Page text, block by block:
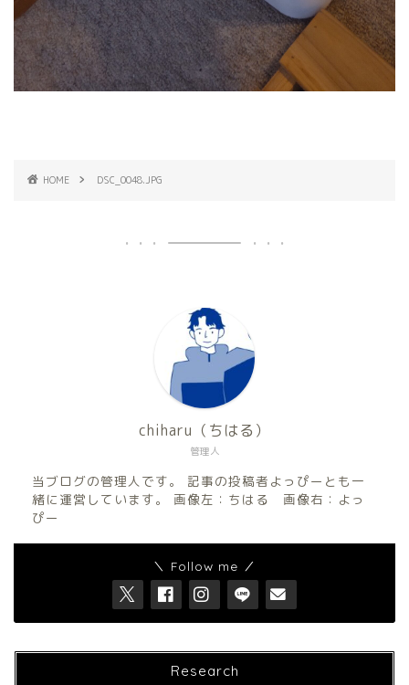
HOME DSC_0048.JPG
管理人
chiharu（ちはる）
当ブログの管理人です。 記事の投稿者よっぴーとも一
緒に運営しています。 画像左：ちはる 画像右：よっ
ぴー
＼ Follow me ／
Research